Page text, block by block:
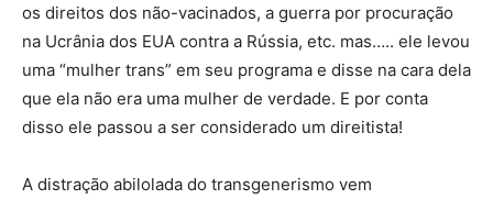
os direitos dos não-vacinados, a guerra por procuração
na Ucrânia dos EUA contra a Rússia, etc. mas….. ele levou
uma “mulher trans” em seu programa e disse na cara dela
que ela não era uma mulher de verdade. E por conta
disso ele passou a ser considerado um direitista!
A distração abilolada do transgenerismo vem